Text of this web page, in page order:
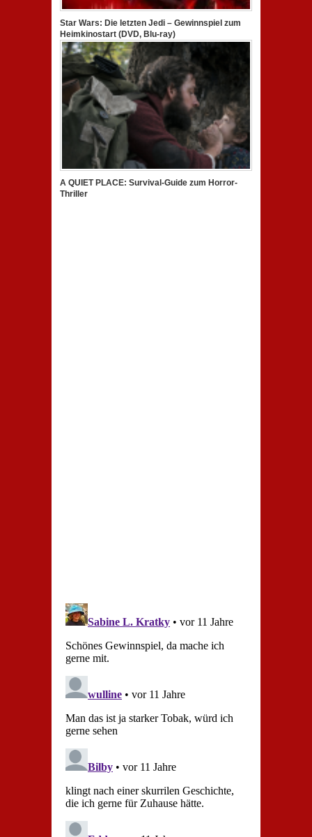
Star Wars: Die letzten Jedi – Gewinnspiel zum
Heimkinostart (DVD, Blu-ray)
A QUIET PLACE: Survival-Guide zum Horror-
Thriller